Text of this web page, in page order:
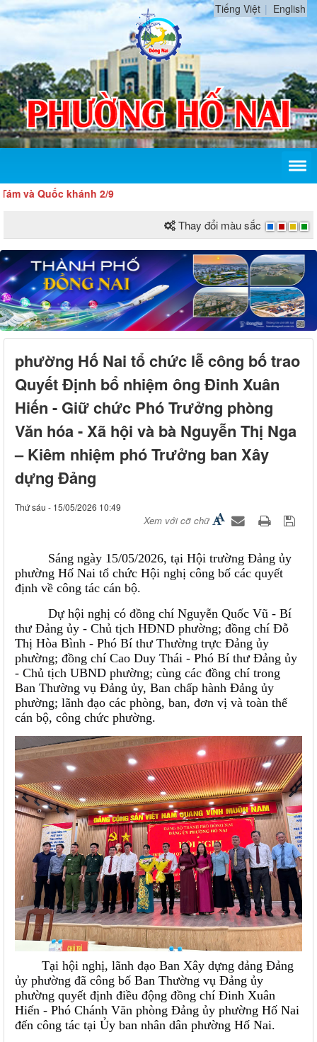
Tiếng Việt English
khánh 2/9
Thay đổi màu sắc
phường Hố Nai tổ chức lễ công bố trao
Quyết Định bổ nhiệm ông Đinh Xuân
Hiến - Giữ chức Phó Trưởng phòng
Văn hóa - Xã hội và bà Nguyễn Thị Nga
– Kiêm nhiệm phó Trưởng ban Xây
dựng Đảng
Thứ sáu - 15/05/2026 10:49
Xem với cỡ chữ
Sáng ngày 15/05/2026, tại Hội trường Đảng ủy
phường Hố Nai tổ chức Hội nghị công bố các quyết
định về công tác cán bộ.
Dự hội nghị có đồng chí Nguyễn Quốc Vũ - Bí
thư Đảng ủy - Chủ tịch HĐND phường; đồng chí Đỗ
Thị Hòa Bình - Phó Bí thư Thường trực Đảng ủy
phường; đồng chí Cao Duy Thái - Phó Bí thư Đảng ủy
- Chủ tịch UBND phường; cùng các đồng chí trong
Ban Thường vụ Đảng ủy, Ban chấp hành Đảng ủy
phường; lãnh đạo các phòng, ban, đơn vị và toàn thể
cán bộ, công chức phường.
Tại hội nghị, lãnh đạo Ban Xây dựng đảng Đảng
ủy phường đã công bố Ban Thường vụ Đảng ủy
phường quyết định điều động đồng chí Đinh Xuân
Hiến - Phó Chánh Văn phòng Đảng ủy phường Hố Nai
đến công tác tại Ủy ban nhân dân phường Hố Nai.